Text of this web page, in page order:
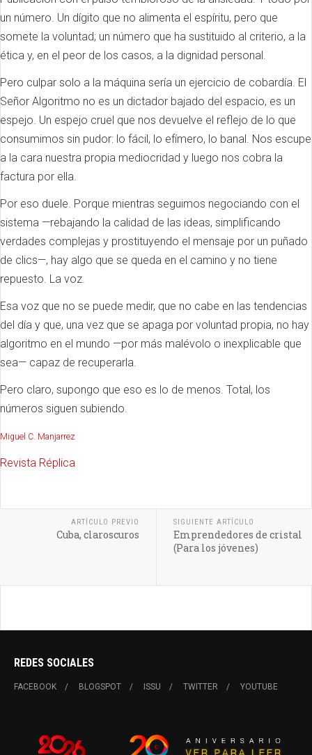
un número. Un dígito que no alimenta el espíritu, pero que
somete la voluntad; un número que ha sustituido al criterio, a la
ética y, en el peor de los casos, a la dignidad personal.
Pero culpar solo a la máquina sería un ejercicio de cobardía. El
Señor Algoritmo no es un dictador bajado del espacio, es un
espejo. Un espejo cruel que nos devuelve el reflejo de lo que
consumimos sin pudor: lo fácil, lo efímero, lo banal. Nos escupe
a la cara nuestra propia mediocridad y luego nos cobra la
factura por ella.
Por eso duele. Porque mientras seguimos negociando con el
sistema —rebajando la calidad de las ideas, simplificando
verdades complejas y prostituyendo el mensaje por un puñado
de clics—, hay algo que se queda en el camino y no tiene
repuesto. La voz.
Esa voz que no se puede medir, que no cabe en las tendencias
del día y que, una vez que se apaga por voluntad propia, no hay
algoritmo en el mundo —por más malévolo o inexplicable que
sea— capaz de recuperarla.
Pero claro, supongo que eso es lo de menos. Total, los
números siguen subiendo.
Miguel C. Manjarrez
Revista Réplica
ARTÍCULO PREVIO
Cuba, claroscuros
SIGUIENTE ARTÍCULO
Emprendedores de cristal
(Para los jóvenes)
REDES SOCIALES
FACEBOOK BLOGSPOT ISSU TWITTER YOUTUBE